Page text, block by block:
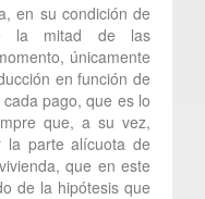
en su condición de
la mitad de las
únicamente
en función de
pago, que es lo
que, a su vez,
la parte alícuota de
que en este
de la hipótesis que